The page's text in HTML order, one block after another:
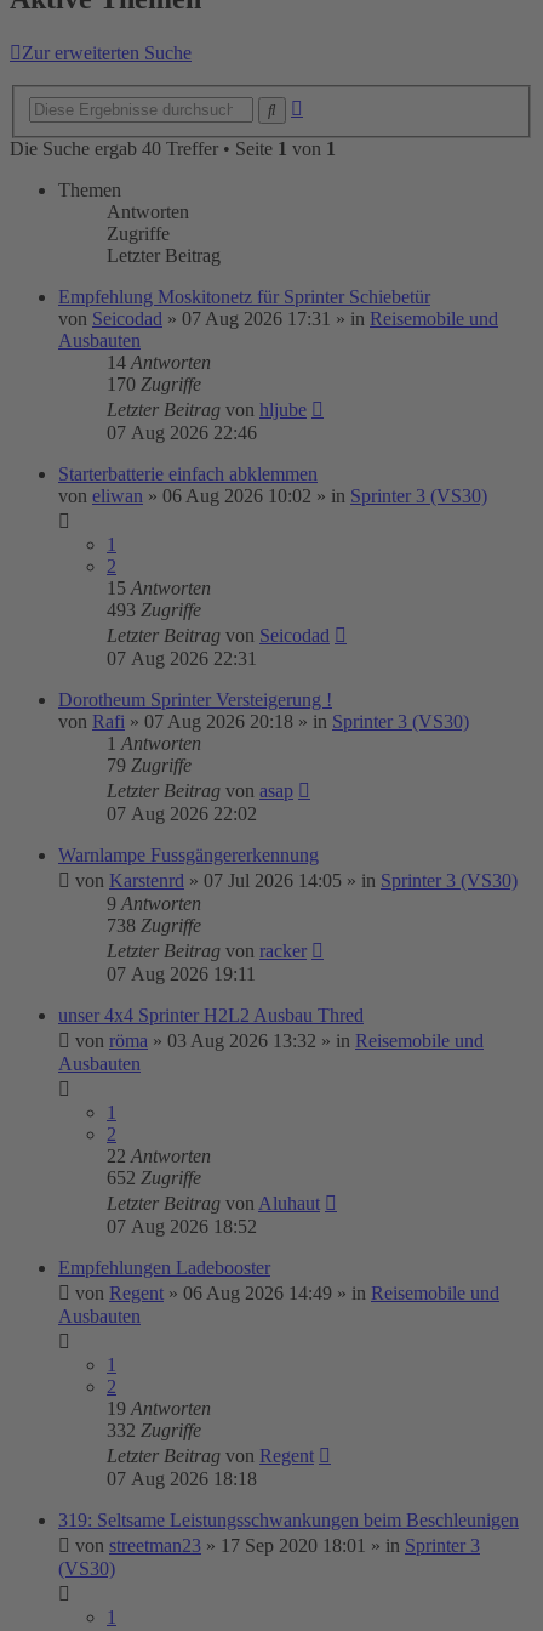
Zur erweiterten Suche
Die Suche ergab 40 Treffer • Seite 1 von 1
Themen
Antworten
Zugriffe
Letzter Beitrag
Empfehlung Moskitonetz für Sprinter Schiebetür
von Seicodad » 07 Aug 2026 17:31 » in Reisemobile und
Ausbauten
14 Antworten
170 Zugriffe
Letzter Beitrag von hljube
07 Aug 2026 22:46
Starterbatterie einfach abklemmen
von eliwan » 06 Aug 2026 10:02 » in Sprinter 3 (VS30)
1
2
15 Antworten
493 Zugriffe
Letzter Beitrag von Seicodad
07 Aug 2026 22:31
Dorotheum Sprinter Versteigerung !
von Rafi » 07 Aug 2026 20:18 » in Sprinter 3 (VS30)
1 Antworten
79 Zugriffe
Letzter Beitrag von asap
07 Aug 2026 22:02
Warnlampe Fussgängererkennung
von Karstenrd » 07 Jul 2026 14:05 » in Sprinter 3 (VS30)
9 Antworten
738 Zugriffe
Letzter Beitrag von racker
07 Aug 2026 19:11
unser 4x4 Sprinter H2L2 Ausbau Thred
von röma » 03 Aug 2026 13:32 » in Reisemobile und
Ausbauten
1
2
22 Antworten
652 Zugriffe
Letzter Beitrag von Aluhaut
07 Aug 2026 18:52
Empfehlungen Ladebooster
von Regent » 06 Aug 2026 14:49 » in Reisemobile und
Ausbauten
1
2
19 Antworten
332 Zugriffe
Letzter Beitrag von Regent
07 Aug 2026 18:18
319: Seltsame Leistungsschwankungen beim Beschleunigen
von streetman23 » 17 Sep 2020 18:01 » in Sprinter 3
(VS30)
1